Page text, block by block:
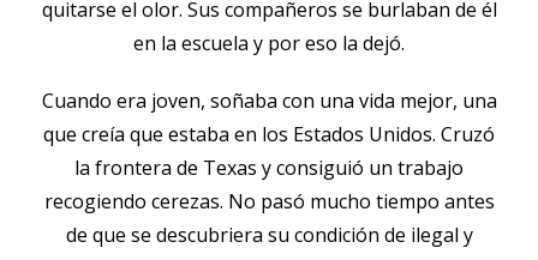
quitarse el olor. Sus compañeros se burlaban de él
en la escuela y por eso la dejó.
Cuando era joven, soñaba con una vida mejor, una
que creía que estaba en los Estados Unidos. Cruzó
la frontera de Texas y consiguió un trabajo
recogiendo cerezas. No pasó mucho tiempo antes
de que se descubriera su condición de ilegal y